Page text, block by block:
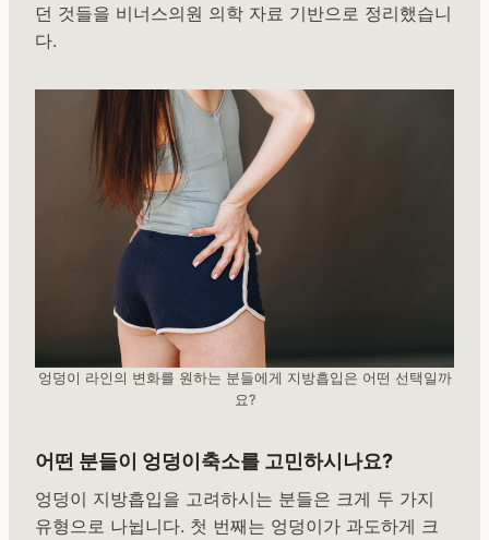
던 것들을 비너스의원 의학 자료 기반으로 정리했습니
다.
엉덩이 라인의 변화를 원하는 분들에게 지방흡입은 어떤 선택일까
요?
어떤 분들이 엉덩이축소를 고민하시나요?
엉덩이 지방흡입을 고려하시는 분들은 크게 두 가지
유형으로 나뉩니다. 첫 번째는 엉덩이가 과도하게 크